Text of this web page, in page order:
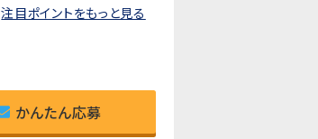
注目ポイントをもっと見る
かんたん応募